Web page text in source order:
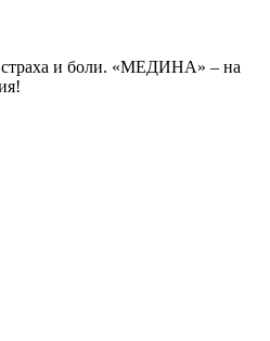
страха и боли. «МЕДИНА» – на